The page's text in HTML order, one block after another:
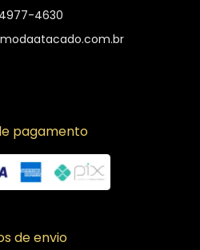
4977-4630
pagamento
de envio